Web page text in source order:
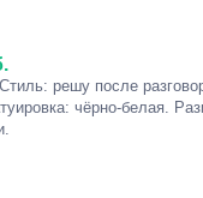
решу после
чёрно-белая.